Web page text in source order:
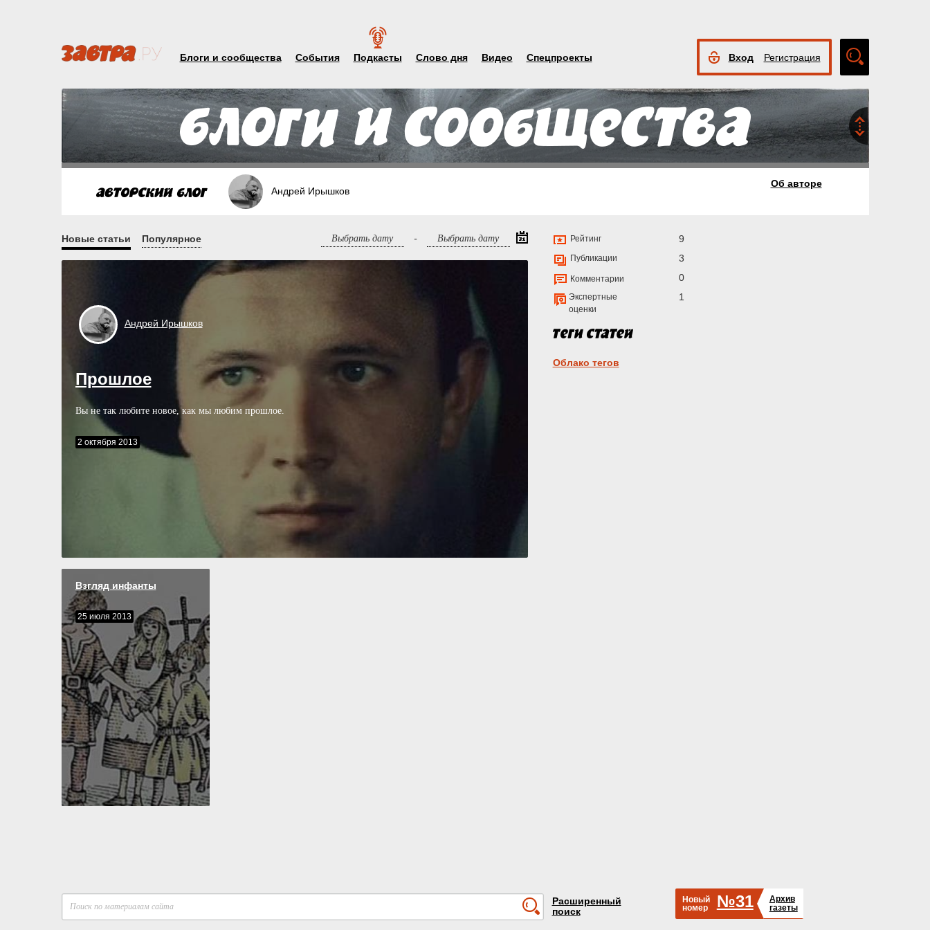
Блоги и сообщества События Подкасты Слово дня Видео Спецпроекты Вход Регистрация
поиск
Андрей Ирышков
Об авторе
Новые статьи Популярное -
Андрей Ирышков
Прошлое
Вы не так любите новое, как мы любим прошлое.
2 октября 2013
Взгляд инфанты
25 июля 2013
Рейтинг 9
Публикации 3
Комментарии 0
Экспертные
оценки
1
Облако тегов
Расширенный
поиск
Новый
номер
№31
Архив
газеты